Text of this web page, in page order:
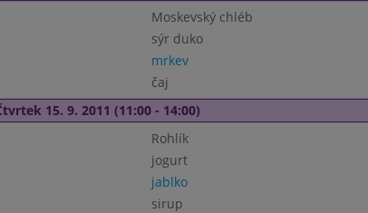
Moskevský chléb
sýr duko
mrkev
čaj
15. 9. 2011 (11:00 - 14:00)
Rohlík
jogurt
jablko
sirup